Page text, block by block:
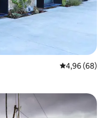
Gemiddelde
4,96 (68)